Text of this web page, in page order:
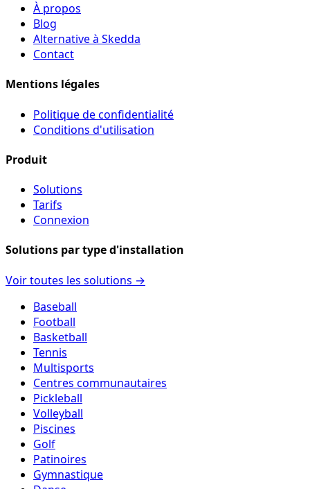
À propos
Blog
Alternative à Skedda
Contact
Mentions légales
Politique de confidentialité
Conditions d'utilisation
Produit
Solutions
Tarifs
Connexion
Solutions par type d'installation
Voir toutes les solutions →
Baseball
Football
Basketball
Tennis
Multisports
Centres communautaires
Pickleball
Volleyball
Piscines
Golf
Patinoires
Gymnastique